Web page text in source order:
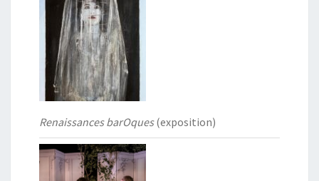
Renaissances barOques(exposition)